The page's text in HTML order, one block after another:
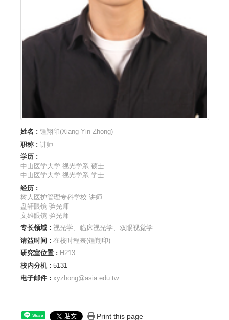
姓名 : 锺翔印(Xiang-Yin Zhong)
职称 : 讲师
学历 :
中山医学大学 视光学系 硕士
中山医学大学 视光学系 学士
经历 :
树人医护管理专科学校 讲师
盘轩眼镜 验光师
文雄眼镜 验光师
专长领域 : 视光学、临床视光学、双眼视觉学
请益时间 : 在校时程表(锺翔印)
研究室位置 : H213
校内分机 : 5131
电子邮件 : xyzhong@asia.edu.tw
Share Print this page